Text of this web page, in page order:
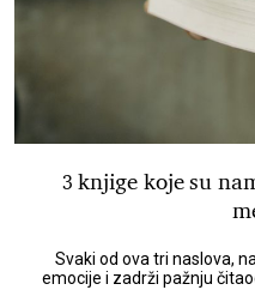
3 knjige koje su
Svaki od ova tri naslova,
emocije i zadrži pažnju